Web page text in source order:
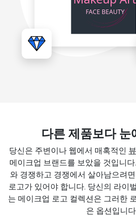
다른 제품보다 눈
당신은 주변이나 웹에서 매혹적인
메이크업 브랜드를 보았을 것입니
와 경쟁하고 경쟁에서 살아남으려
로고가 있어야 합니다. 당신의 라이
는 메이크업 로고 컬렉션은 그러한
은 옵션입니